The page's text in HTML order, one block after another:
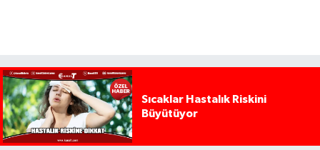
Sıcaklar Hastalık Riskini
Büyütüyor